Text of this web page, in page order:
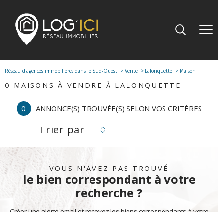
Réseau d'agences immobilières dans le Sud-Ouest Vente Lalonquette Maison
0 MAISONS À VENDRE À LALONQUETTE
0 ANNONCE(S) TROUVÉE(S) SELON VOS CRITÈRES
Trier par
VOUS N'AVEZ PAS TROUVÉ
le bien correspondant à votre
recherche ?